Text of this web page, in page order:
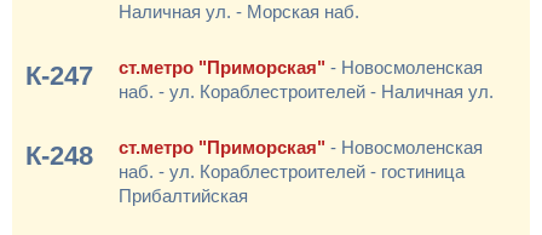
Наличная ул. - Морская наб.
К-247 ст.метро "Приморская" - Новосмоленская
наб. - ул. Кораблестроителей - Наличная ул.
К-248 ст.метро "Приморская" - Новосмоленская
наб. - ул. Кораблестроителей - гостиница
Прибалтийская